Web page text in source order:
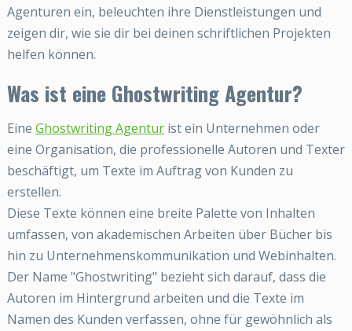
Agenturen ein, beleuchten ihre Dienstleistungen und
zeigen dir, wie sie dir bei deinen schriftlichen Projekten
helfen können.
Was ist eine Ghostwriting Agentur?
Eine Ghostwriting Agenturist ein Unternehmen oder
eine Organisation, die professionelle Autoren und Texter
beschäftigt, um Texte im Auftrag von Kunden zu
erstellen.
Diese Texte können eine breite Palette von Inhalten
umfassen, von akademischen Arbeiten über Bücher bis
hin zu Unternehmenskommunikation und Webinhalten.
Der Name "Ghostwriting" bezieht sich darauf, dass die
Autoren im Hintergrund arbeiten und die Texte im
Namen des Kunden verfassen, ohne für gewöhnlich als